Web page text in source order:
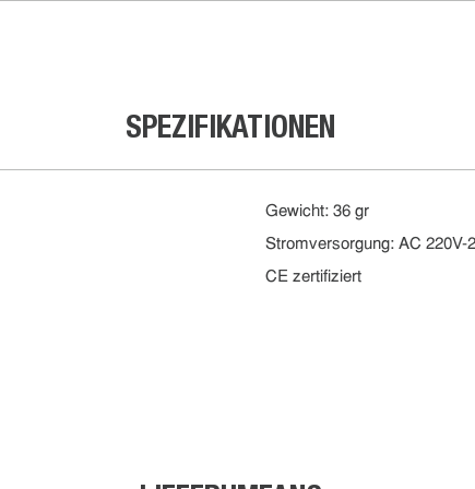
SPEZIFIKATIONEN
Gewicht: 36 gr
Stromversorgung: AC 220V-
CE zertifiziert